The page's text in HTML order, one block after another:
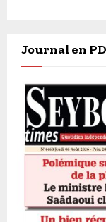
Journal en